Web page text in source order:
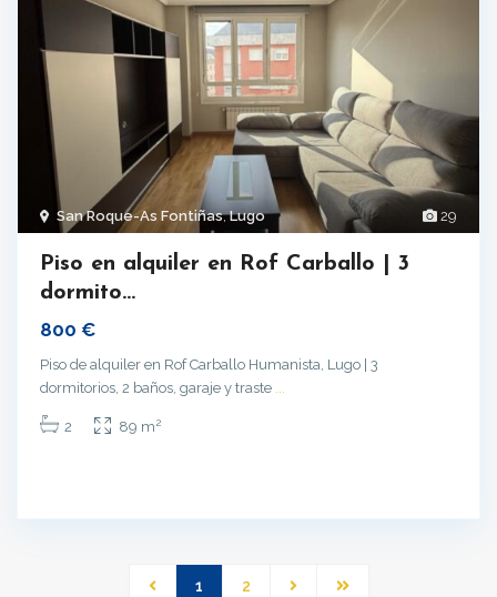
29
San Roque-As Fontiñas,Lugo
Piso en alquiler en Rof Carballo | 3
dormito...
800 €
Piso de alquiler en Rof Carballo Humanista, Lugo | 3
dormitorios, 2 baños, garaje y traste ...
2 89 m2
1 2